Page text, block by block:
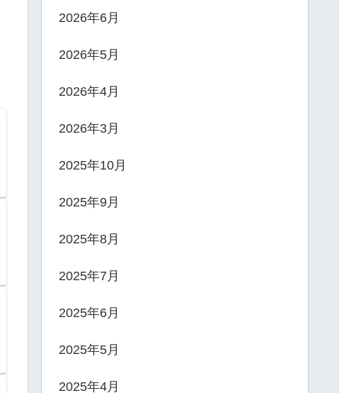
2026年6月
2026年5月
2026年4月
2026年3月
2025年10月
2025年9月
2025年8月
2025年7月
2025年6月
2025年5月
2025年4月